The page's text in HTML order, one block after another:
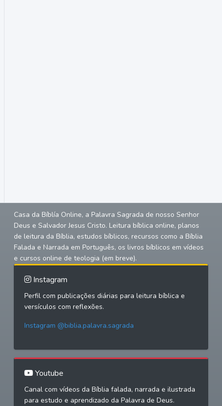
Casa da Bíblía Online, a Palavra Sagrada de nosso Senhor
Deus e Salvador Jesus Cristo. Leitura bíblica online, planos
de leitura da Bíblia, estudos bíblicos, recursos como a Bíblia
Falada e Narrada em Português, os livros bíblicos em vídeos
e cursos online de teologia (em breve).
Instagram
Perfil com publicações diárias para leitura bíblica e
versículos com reflexões.
Instagram @biblia.palavra.sagrada
Youtube
Canal com vídeos da Bíblia falada, narrada e ilustrada
para estudo e aprendizado da Palavra de Deus.